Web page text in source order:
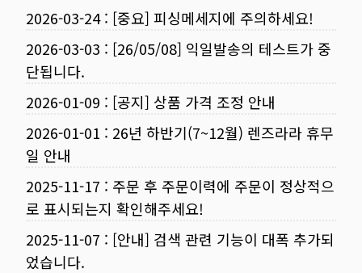
2026-03-24: [중요] 피싱메세지에 주의하세요!
2026-03-03 : [26/05/08] 익일발송의 테스트가 중
단됩니다.
2026-01-09 : [공지] 상품 가격 조정 안내
2026-01-01 : 26년 하반기(7~12월) 렌즈라라 휴무
일 안내
2025-11-17 : 주문 후 주문이력에 주문이 정상적으
로 표시되는지 확인해주세요!
2025-11-07 : [안내] 검색 관련 기능이 대폭 추가되
었습니다.